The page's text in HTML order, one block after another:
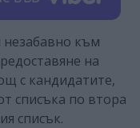
към
на
с кандидатите,
списъка по втора
списък.